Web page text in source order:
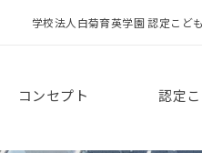
学校法人白菊育英学園 認定こど
コンセプト 認定